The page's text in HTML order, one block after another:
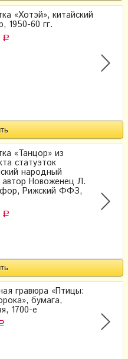
«Хотэй», китайский
1950-60 гг.
Р
«Танцор» из
статуэток
народный
автор Новоженец Л.
Рижский ФФЗ,
Р
гравюра «Птицы:
бумага,
1700-е